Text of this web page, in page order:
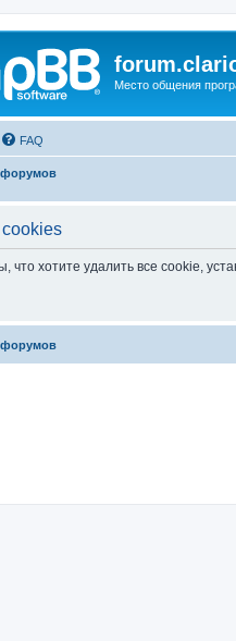
Место общения
FAQ
что хотите удалить все cookie,